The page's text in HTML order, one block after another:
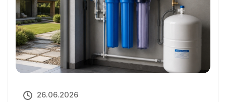
26.06.2026